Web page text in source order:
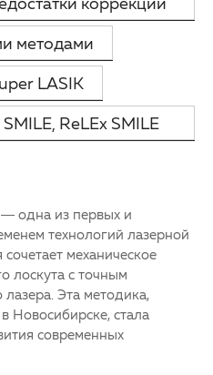
Super LASIK
методами
LASIK
ReLEx SMILE
одна из первых и
технологий лазерной
механическое
лоскута с точным
Эта методика,
Новосибирске, стала
современных